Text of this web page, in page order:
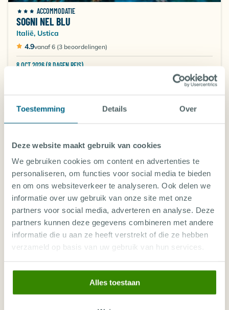
Toestemming Details Over
Deze website maakt gebruik van cookies
We gebruiken cookies om content en advertenties te
personaliseren, om functies voor social media te bieden
en om ons websiteverkeer te analyseren. Ook delen we
informatie over uw gebruik van onze site met onze
partners voor social media, adverteren en analyse. Deze
partners kunnen deze gegevens combineren met andere
informatie die u aan ze heeft verstrekt of die ze hebben
verzameld op basis van uw gebruik van hun services.
Alles toestaan
ACCOMMODATIE
SOGNI NEL BLU
Italië, Ustica
4.9vanaf 6 (3 beoordelingen)
8 OCT 2026 (8 DAGEN REIS)
Vanaf-prijs per persoon
€463
FAQ | DUIKVAKANTIE USTICA
Vind hier de veelgestelde vragen over
een duikvakantie in Ustica. Staat jouw
vraag er niet tussen? Onze
duikreisspecialisten helpen je graag